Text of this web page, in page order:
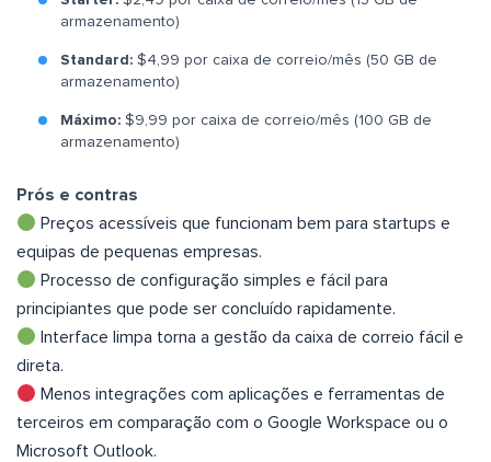
armazenamento)
Standard: $4,99 por caixa de correio/mês (50 GB de
armazenamento)
Máximo: $9,99 por caixa de correio/mês (100 GB de
armazenamento)
Prós e contras
Preços acessíveis que funcionam bem para startups e
equipas de pequenas empresas.
Processo de configuração simples e fácil para
principiantes que pode ser concluído rapidamente.
Interface limpa torna a gestão da caixa de correio fácil e
direta.
Menos integrações com aplicações e ferramentas de
terceiros em comparação com o Google Workspace ou o
Microsoft Outlook.